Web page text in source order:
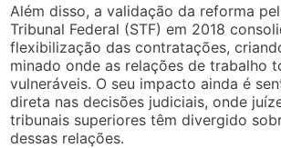
Além disso, a validação da reforma
Tribunal Federal (STF) em 2018
flexibilização das contratações,
minado onde as relações de trabalho
vulneráveis. O seu impacto ainda é
direta nas decisões judiciais, onde
tribunais superiores têm divergido
dessas relações.